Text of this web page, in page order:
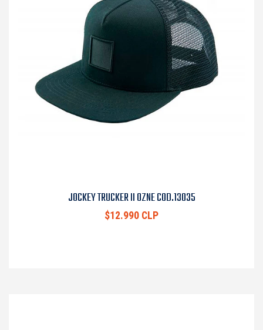
JOCKEY TRUCKER II OZNE COD.13035
$12.990 CLP